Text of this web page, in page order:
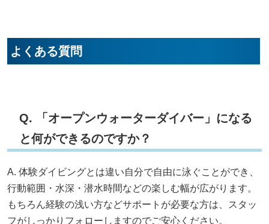
よくある質問
Q. 「オープンウォーターダイバー」になる
と何ができるのですか？
A. 体験ダイビングとは違い自分で自由に泳ぐことができ、
行動範囲・水深・潜水時間などの楽しむ幅が広がります。
もちろん経験の浅い方などサポートが必要な方は、スタッ
フがしっかりフォローしますのでご安心ください。